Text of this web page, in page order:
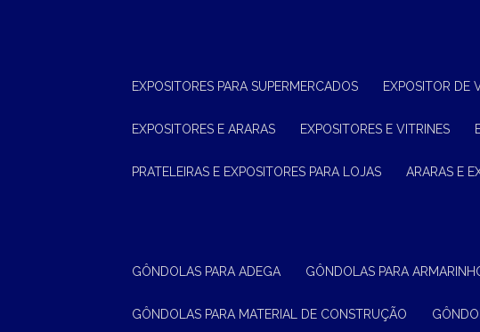
EXPOSITORES PARA SUPERMERCADOS EXPOSITOR DE
EXPOSITORES E ARARAS EXPOSITORES E VITRINES
PRATELEIRAS E EXPOSITORES PARA LOJAS ARARAS E
GÔNDOLAS PARA ADEGA GÔNDOLAS PARA
GÔNDOLAS PARA MATERIAL DE CONSTRUÇÃO